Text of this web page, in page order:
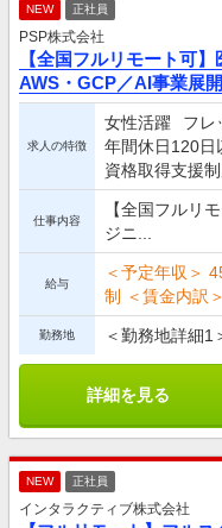
NEW 正社員
PSP株式会社
【全国フルリモート可
AWS・GCP／AI事業展
求人の特徴
女性活躍 フレ
年間休日120日
資格取得支援
仕事内容
【全国フルリ
ジニ...
給与
＜予定年収＞
制 ＜賃金内訳
勤務地 ＜勤務地詳細1
詳細を見る
NEW 正社員
インタラクティブ株式会社